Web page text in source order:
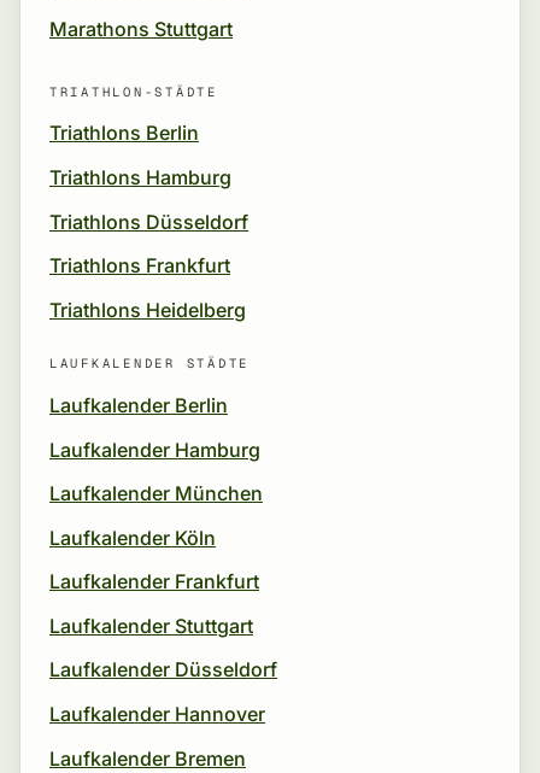
Marathons Stuttgart
TRIATHLON-STÄDTE
Triathlons Berlin
Triathlons Hamburg
Triathlons Düsseldorf
Triathlons Frankfurt
Triathlons Heidelberg
LAUFKALENDER STÄDTE
Laufkalender Berlin
Laufkalender Hamburg
Laufkalender München
Laufkalender Köln
Laufkalender Frankfurt
Laufkalender Stuttgart
Laufkalender Düsseldorf
Laufkalender Hannover
Laufkalender Bremen